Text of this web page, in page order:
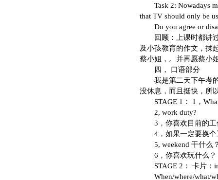
Task 2: Nowadays
that TV should only be
Do you agree or
回顾：上课时都讲过
及小孩教育的作文，揉
蔡小姐，。并再愿蔡小
四， 口语部分
我是第二天下午考的
没休息，而且挺快，所
STAGE 1： 1，What
2, work duty?
3，你喜欢目前的工
4，如果一定要换个
5, weekend 干什么
6，你喜欢玩什么？
STAGE 2： 卡片：
When/where/what/